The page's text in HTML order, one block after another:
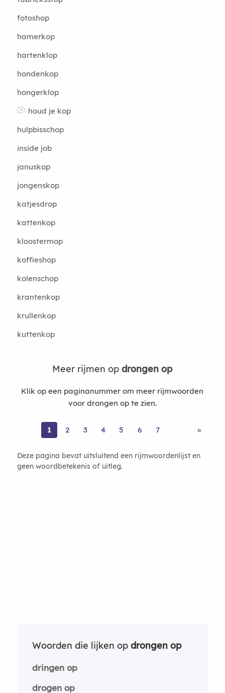
fotoshop
hamerkop
hartenklop
hondenkop
hongerklop
houd je kop
hulpbisschop
inside job
januskop
jongenskop
katjesdrop
kattenkop
kloostermop
koffieshop
kolenschop
krantenkop
krullenkop
kuttenkop
Meer rijmen opdrongen op
Klik op een paginanummer om meer rijmwoorden
voor drongen op te zien.
1 2 3 4 5 6 7 »
Deze pagina bevat uitsluitend een rijmwoordenlijst en
geen woordbetekenis of uitleg.
Woorden die lijken op drongen op
dringen op
drogen op